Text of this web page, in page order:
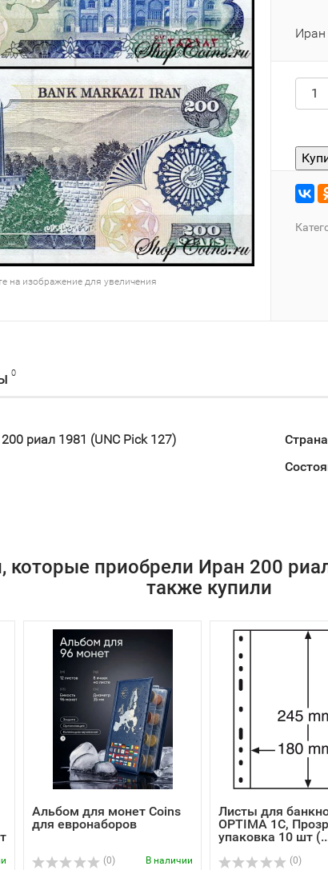
на изображение для увеличения
Иран
0
риал 1981 (UNC Pick 127)
Страна
которые приобрели Иран 200
также купили
Альбом для монет Coins
для евронаборов
(0) В наличии
Листы для
OPTIMA 1C,
упаковка 10 шт
(0)